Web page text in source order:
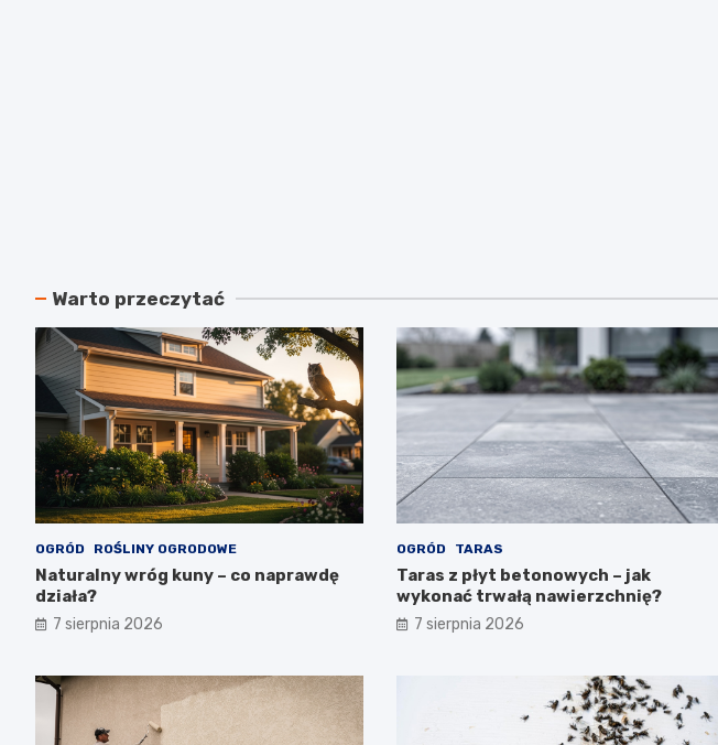
Warto przeczytać
OGRÓD ROŚLINY OGRODOWE
Naturalny wróg kuny – co naprawdę
działa?
7 sierpnia 2026
OGRÓD TARAS
Taras z płyt betonowych – jak
wykonać trwałą nawierzchnię?
7 sierpnia 2026